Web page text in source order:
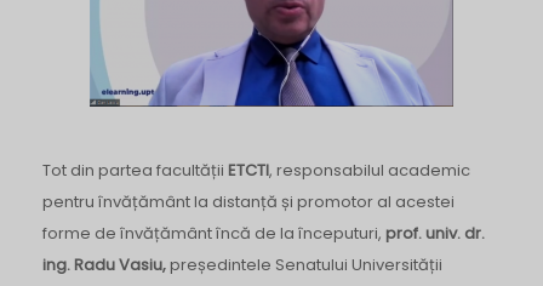
Tot din partea facultății ETCTI, responsabilul academic
pentru învățământ la distanță și promotor al acestei
forme de învățământ încă de la începuturi, prof. univ. dr.
ing. Radu Vasiu, președintele Senatului Universității